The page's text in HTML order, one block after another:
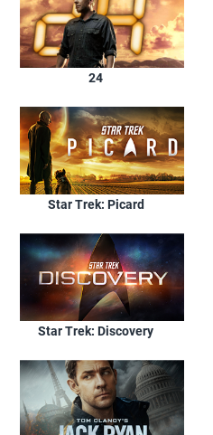
24
Star Trek: Picard
Star Trek: Discovery